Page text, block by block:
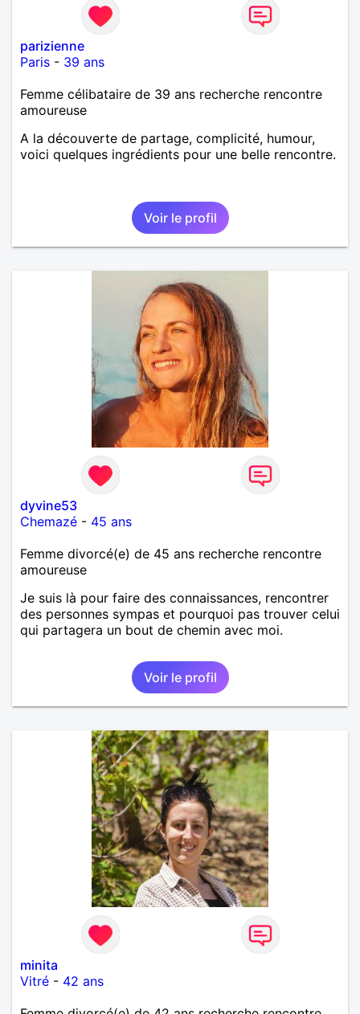
parizienne
Paris - 39 ans
Femme célibataire de 39 ans recherche rencontre
amoureuse
A la découverte de partage, complicité, humour,
voici quelques ingrédients pour une belle rencontre.
Voir le profil
dyvine53
Chemazé - 45 ans
Femme divorcé(e) de 45 ans recherche rencontre
amoureuse
Je suis là pour faire des connaissances, rencontrer
des personnes sympas et pourquoi pas trouver celui
qui partagera un bout de chemin avec moi.
Voir le profil
minita
Vitré - 42 ans